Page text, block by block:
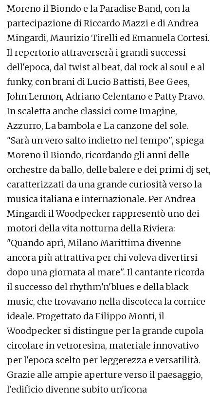
Moreno il Biondo e la Paradise Band, con la
partecipazione di Riccardo Mazzi e di Andrea
Mingardi, Maurizio Tirelli ed Emanuela Cortesi.
Il repertorio attraverserà i grandi successi
dell'epoca, dal twist al beat, dal rock al soul e al
funky, con brani di Lucio Battisti, Bee Gees,
John Lennon, Adriano Celentano e Patty Pravo.
In scaletta anche classici come Imagine,
Azzurro, La bambola e La canzone del sole.
"Sarà un vero salto indietro nel tempo", spiega
Moreno il Biondo, ricordando gli anni delle
orchestre da ballo, delle balere e dei primi dj set,
caratterizzati da una grande curiosità verso la
musica italiana e internazionale. Per Andrea
Mingardi il Woodpecker rappresentò uno dei
motori della vita notturna della Riviera:
"Quando aprì, Milano Marittima divenne
ancora più attrattiva per chi voleva divertirsi
dopo una giornata al mare". Il cantante ricorda
il successo del rhythm'n'blues e della black
music, che trovavano nella discoteca la cornice
ideale. Progettato da Filippo Monti, il
Woodpecker si distingue per la grande cupola
circolare in vetroresina, materiale innovativo
per l'epoca scelto per leggerezza e versatilità.
Grazie alle ampie aperture verso il paesaggio,
l'edificio divenne subito un'icona